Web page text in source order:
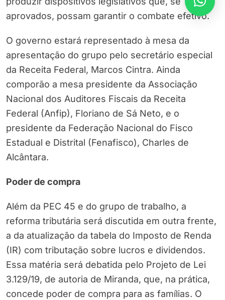
aprovados, possam garantir o combate efetivo.
O governo estará representado à mesa da
apresentação do grupo pelo secretário especial
da Receita Federal, Marcos Cintra. Ainda
comporão a mesa presidente da Associação
Nacional dos Auditores Fiscais da Receita
Federal (Anfip), Floriano de Sá Neto, e o
presidente da Federação Nacional do Fisco
Estadual e Distrital (Fenafisco), Charles de
Alcântara.
Poder de compra
Além da PEC 45 e do grupo de trabalho, a
reforma tributária será discutida em outra frente,
a da atualização da tabela do Imposto de Renda
(IR) com tributação sobre lucros e dividendos.
Essa matéria será debatida pelo Projeto de Lei
3.129/19, de autoria de Miranda, que, na prática,
concede poder de compra para as famílias. O